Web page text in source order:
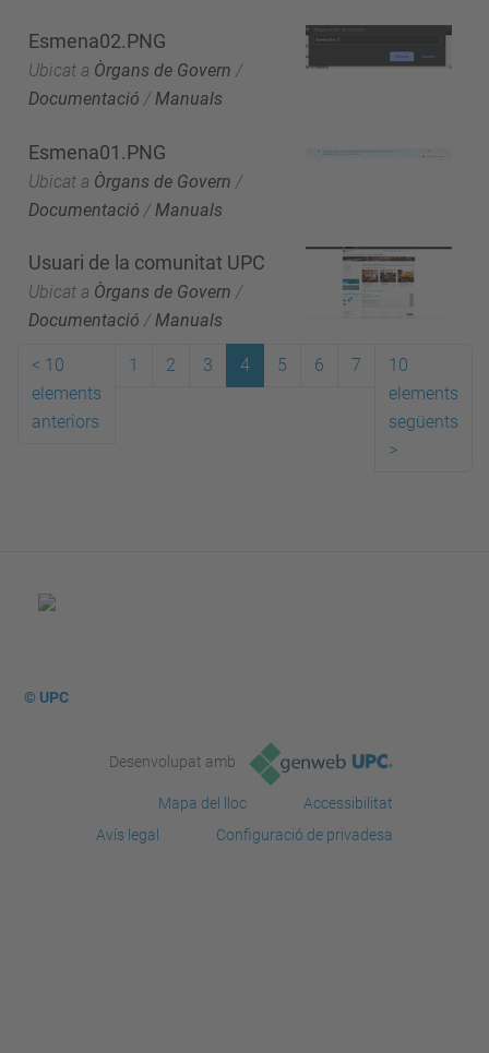
Esmena02.PNG
Ubicat a Òrgans de Govern /
Documentació /Manuals
Esmena01.PNG
Ubicat a Òrgans de Govern /
Documentació / Manuals
Usuari de la comunitat UPC
Ubicat a Òrgans de Govern /
Documentació /Manuals
< 10
elements
anteriors
1 2 3 4 5 6 7
10
elements
següents
>
© UPC
Desenvolupat amb
Mapa del lloc
Accessibilitat
Avís legal
Configuració de privadesa